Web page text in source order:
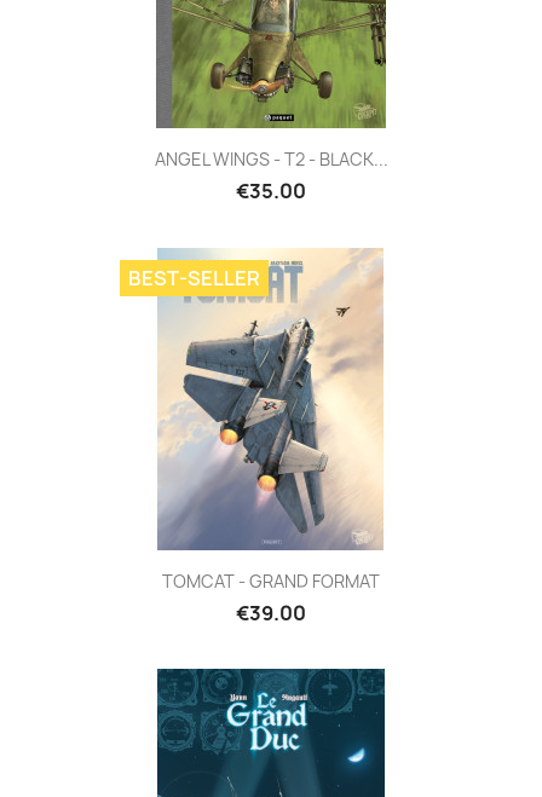
ANGEL WINGS - T2 - BLACK...
€35.00
TOMCAT - GRAND FORMAT
€39.00
BEST-SELLER